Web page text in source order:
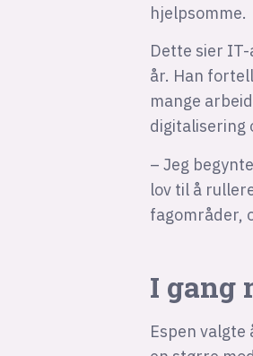
hjelpsomme.
Dette sier
år. Han
mange
digitalisering
– Jeg
lov til å
fagområder,
I gang
Espen